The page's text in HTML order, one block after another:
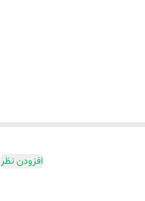
افزودن نظر